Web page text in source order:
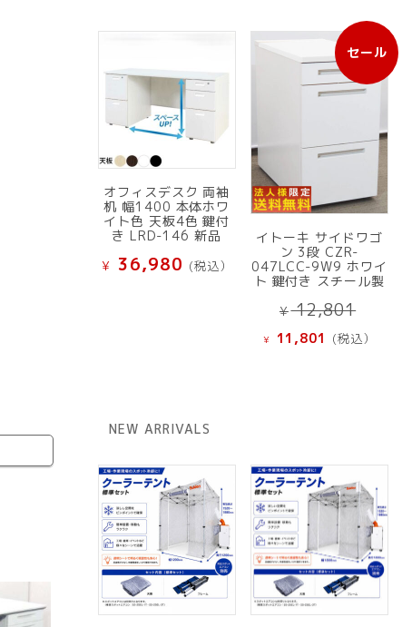
オフィスデスク 両袖
机 幅1400 本体ホワ
イト色 天板4色 鍵付
き LRD-146 新品
¥ 36,980 (税込）
セール
販
売
中
品
イトーキ サイドワゴ
ン 3段 CZR-
047LCC-9W9 ホワイ
ト 鍵付き スチール製
¥12,801
の
価
¥ 11,801 現
す。
(税込）
NEW ARRIVALS